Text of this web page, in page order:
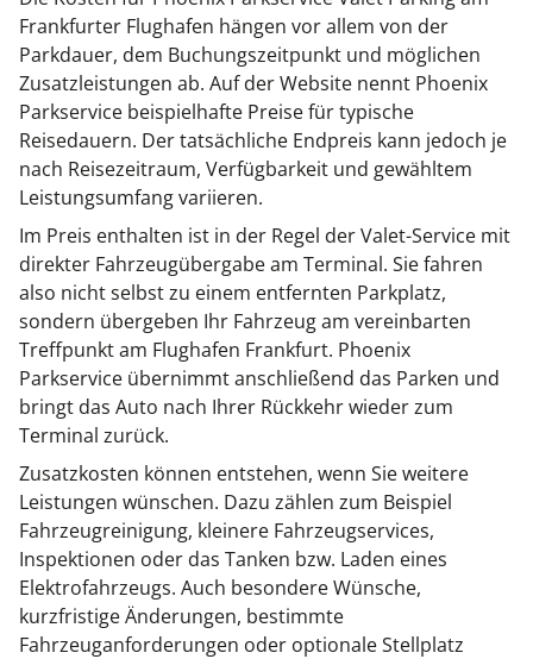
Frankfurter Flughafen hängen vor allem von der
Parkdauer, dem Buchungszeitpunkt und möglichen
Zusatzleistungen ab. Auf der Website nennt Phoenix
Parkservice beispielhafte Preise für typische
Reisedauern. Der tatsächliche Endpreis kann jedoch je
nach Reisezeitraum, Verfügbarkeit und gewähltem
Leistungsumfang variieren.
Im Preis enthalten ist in der Regel der Valet-Service mit
direkter Fahrzeugübergabe am Terminal. Sie fahren
also nicht selbst zu einem entfernten Parkplatz,
sondern übergeben Ihr Fahrzeug am vereinbarten
Treffpunkt am Flughafen Frankfurt. Phoenix
Parkservice übernimmt anschließend das Parken und
bringt das Auto nach Ihrer Rückkehr wieder zum
Terminal zurück.
Zusatzkosten können entstehen, wenn Sie weitere
Leistungen wünschen. Dazu zählen zum Beispiel
Fahrzeugreinigung, kleinere Fahrzeugservices,
Inspektionen oder das Tanken bzw. Laden eines
Elektrofahrzeugs. Auch besondere Wünsche,
kurzfristige Änderungen, bestimmte
Fahrzeuganforderungen oder optionale Stellplatz